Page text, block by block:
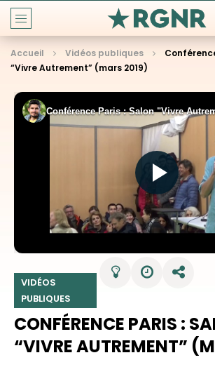
Accueil Vidéos publiques
“Vivre Autrement” (mars 2019)
VIDÉOS
PUBLIQUES
CONFÉRENCE PARIS :
“VIVRE AUTREMENT”